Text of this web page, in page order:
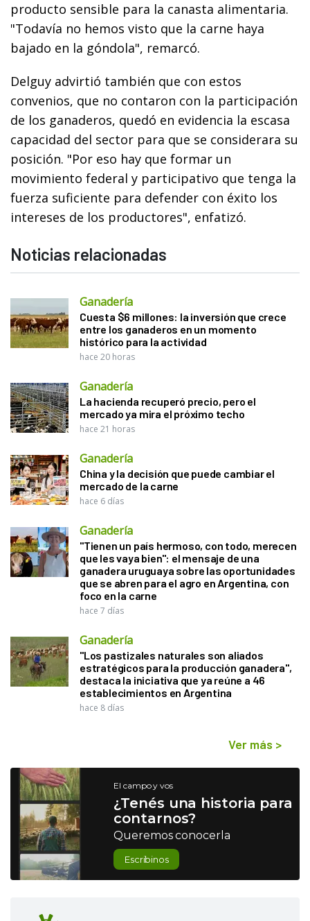
producto sensible para la canasta alimentaria.
"Todavía no hemos visto que la carne haya
bajado en la góndola", remarcó.
Delguy advirtió también que con estos
convenios, que no contaron con la participación
de los ganaderos, quedó en evidencia la escasa
capacidad del sector para que se considerara su
posición. "Por eso hay que formar un
movimiento federal y participativo que tenga la
fuerza suficiente para defender con éxito los
intereses de los productores", enfatizó.
Noticias relacionadas
Ganadería
Cuesta $6 millones: la inversión que crece
entre los ganaderos en un momento
histórico para la actividad
hace 20 horas
Ganadería
La hacienda recuperó precio, pero el
mercado ya mira el próximo techo
hace 21 horas
Ganadería
China y la decisión que puede cambiar el
mercado de la carne
hace 6 días
Ganadería
"Tienen un país hermoso, con todo, merecen
que les vaya bien": el mensaje de una
ganadera uruguaya sobre las oportunidades
que se abren para el agro en Argentina, con
foco en la carne
hace 7 días
Ganadería
"Los pastizales naturales son aliados
estratégicos para la producción ganadera",
destaca la iniciativa que ya reúne a 46
establecimientos en Argentina
hace 8 días
Ver más >
El campo y vos
¿Tenés una historia para
contarnos?
Queremos conocerla
Escribinos